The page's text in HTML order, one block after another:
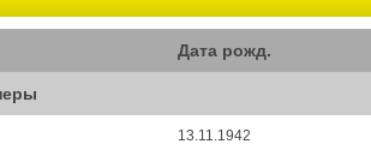
Дата рожд.
13.11.1942